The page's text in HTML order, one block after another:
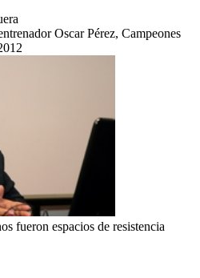
Oscar Pérez, Campeones
fueron espacios de resistencia